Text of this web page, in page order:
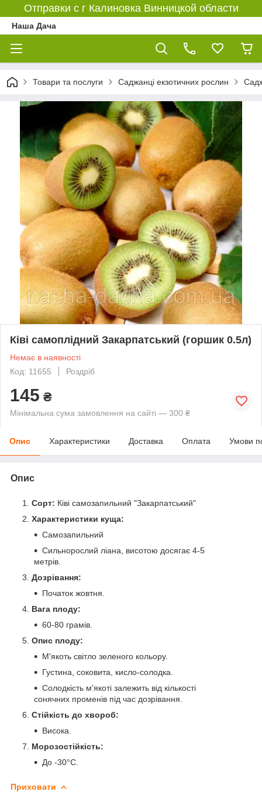
Отправки с г Калиновка Винницкой области
Наша Дача
Товари та послуги Саджанці екзотичних рослин
Ківі самоплідний Закарпатський (горшик 0.5л)
Немає в наявності
Код: 11655
Роздріб
145 ₴
Мінімальна сума замовлення на сайті — 300 ₴
Опис Характеристики Доставка Оплата Умови
Опис
Сорт: Ківі самозапильний "Закарпатський"
Характеристики куща:
Самозапильний
Сильнорослий ліана, висотою досягає 4-5
метрів.
Дозрівання:
Початок жовтня.
Вага плоду:
60-80 грамів.
Опис плоду:
М'якоть світло зеленого кольору.
Густина, соковита, кисло-солодка.
Солодкість м'якоті залежить від кількості
сонячних променів під час дозрівання.
Стійкість до хвороб:
Висока.
Морозостійкість:
До -30°C.
Приховати